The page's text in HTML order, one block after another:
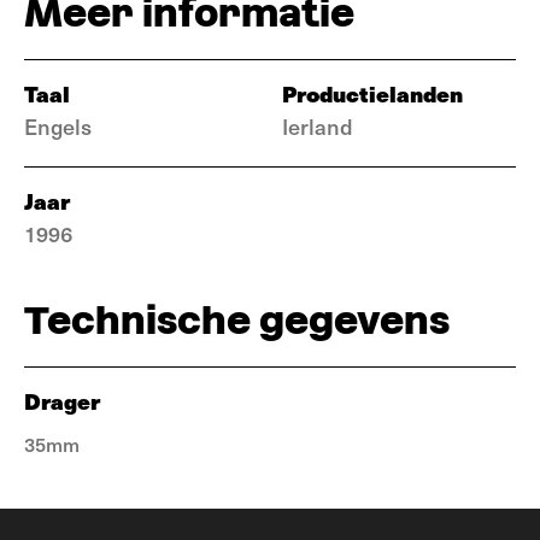
Meer informatie
Taal
Engels
Productielanden
Ierland
Jaar
1996
Technische gegevens
Drager
35mm